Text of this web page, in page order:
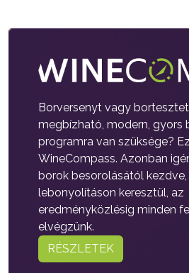
Borversenyt vagy
megbízható, modern, gyors
programra van szüksége?
WineCompass. Azonban
borok besorolásától kezdve,
lebonyolításon keresztül, az
eredményközlésig minden
elvégzünk.
RÉSZLETEK